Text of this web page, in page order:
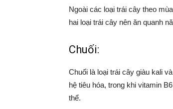
Ngoài các loại trái cây theo
hai loại trái cây nên ăn quanh
Chuối:
Chuối là loại trái cây giàu kali
hệ tiêu hóa, trong khi vitamin
thể.